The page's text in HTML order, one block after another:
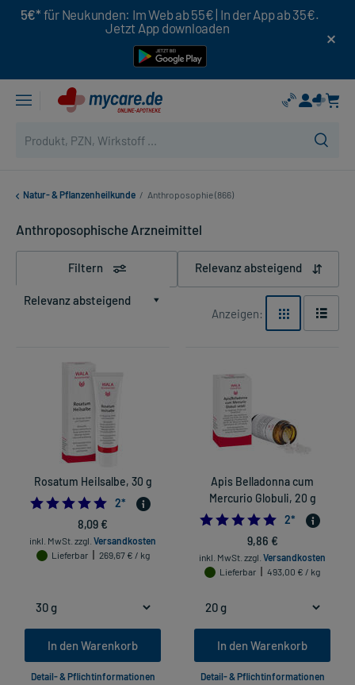
5€* für Neukunden: Im Web ab 55€ | In der App ab 35€.
Jetzt App downloaden
Natur- & Pflanzenheilkunde / Anthroposophie (866)
Anthroposophische Arzneimittel
Filtern Relevanz absteigend
Relevanz absteigend
Anzeigen:
Rosatum Heilsalbe, 30 g
5.0
2*
8,09 €
inkl. MwSt. zzgl. Versandkosten
Lieferbar
269,67 € / kg
In den Warenkorb
Detail- & Pflichtinformationen
Apis Belladonna cum
Mercurio Globuli, 20 g
5.0
2*
9,86 €
inkl. MwSt. zzgl. Versandkosten
Lieferbar
493,00 € / kg
In den Warenkorb
Detail- & Pflichtinformationen